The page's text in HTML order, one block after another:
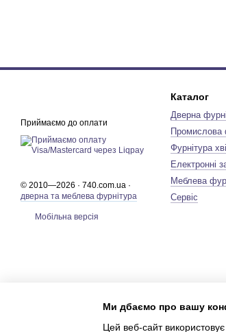
Приймаємо до оплати
© 2010—2026 · 740.com.ua ·
дверна та меблева фурнітура
Мобільна версія
Каталог
Дверна
Промислова
Фурнітура
Електронні
Меблева
Сервіс
Ми дбаємо про вашу
Цей веб-сайт